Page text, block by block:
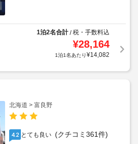
1泊2名合計/税・手数料込
¥28,164
1泊1名あたり¥14,082
北海道 > 富良野
4.2 とても良い (クチコミ361件)